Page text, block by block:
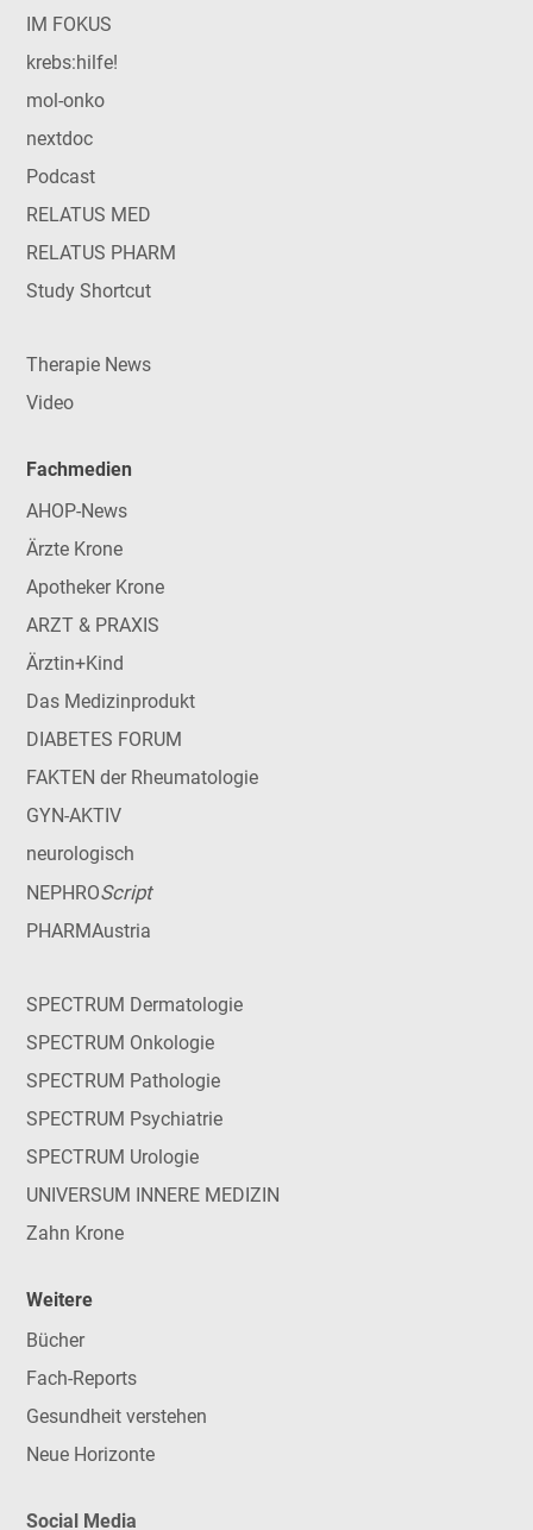
IM FOKUS
krebs:hilfe!
mol-onko
nextdoc
Podcast
RELATUS MED
RELATUS PHARM
Study Shortcut
Therapie News
Video
Fachmedien
AHOP-News
Ärzte Krone
Apotheker Krone
ARZT & PRAXIS
Ärztin+Kind
Das Medizinprodukt
DIABETES FORUM
FAKTEN der Rheumatologie
GYN-AKTIV
neurologisch
NEPHROScript
PHARMAustria
SPECTRUM Dermatologie
SPECTRUM Onkologie
SPECTRUM Pathologie
SPECTRUM Psychiatrie
SPECTRUM Urologie
UNIVERSUM INNERE MEDIZIN
Zahn Krone
Weitere
Bücher
Fach-Reports
Gesundheit verstehen
Neue Horizonte
Social Media